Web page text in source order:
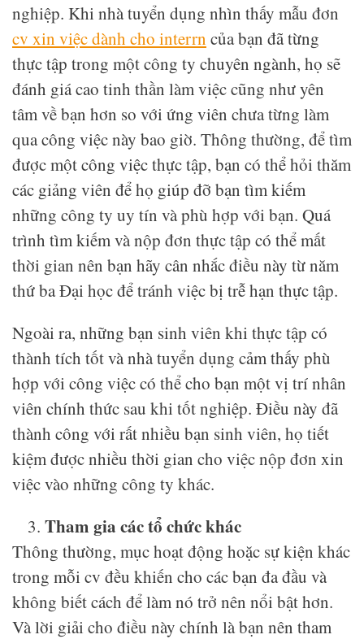
nghiệp. Khi nhà tuyển dụng nhìn thấy mẫu đơn
cv xin việc dành cho interrn của bạn đã từng
thực tập trong một công ty chuyên ngành, họ sẽ
đánh giá cao tinh thần làm việc cũng như yên
tâm về bạn hơn so với ứng viên chưa từng làm
qua công việc này bao giờ. Thông thường, để tìm
được một công việc thực tập, bạn có thể hỏi thăm
các giảng viên để họ giúp đỡ bạn tìm kiếm
những công ty uy tín và phù hợp với bạn. Quá
trình tìm kiếm và nộp đơn thực tập có thể mất
thời gian nên bạn hãy cân nhắc điều này từ năm
thứ ba Đại học để tránh việc bị trễ hạn thực tập.
Ngoài ra, những bạn sinh viên khi thực tập có
thành tích tốt và nhà tuyển dụng cảm thấy phù
hợp với công việc có thể cho bạn một vị trí nhân
viên chính thức sau khi tốt nghiệp. Điều này đã
thành công với rất nhiều bạn sinh viên, họ tiết
kiệm được nhiều thời gian cho việc nộp đơn xin
việc vào những công ty khác.
Tham gia các tổ chức khác
Thông thường, mục hoạt động hoặc sự kiện khác
trong mỗi cv đều khiến cho các bạn đa đầu và
không biết cách để làm nó trở nên nổi bật hơn.
Và lời giải cho điều này chính là bạn nên tham